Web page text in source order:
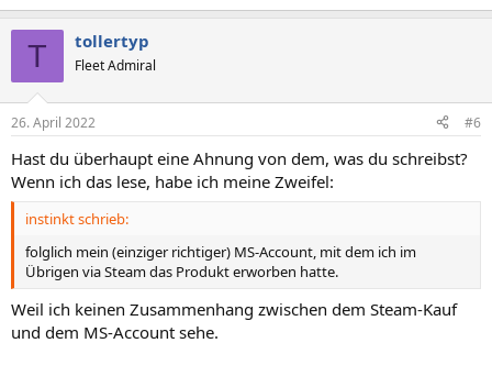
T tollertyp
Fleet Admiral
26. April 2022 #6
Hast du überhaupt eine Ahnung von dem, was du schreibst?
Wenn ich das lese, habe ich meine Zweifel:
instinkt schrieb:
folglich mein (einziger richtiger) MS-Account, mit dem ich im
Übrigen via Steam das Produkt erworben hatte.
Weil ich keinen Zusammenhang zwischen dem Steam-Kauf
und dem MS-Account sehe.